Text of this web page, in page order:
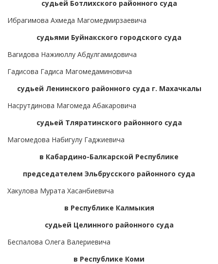
судьей Ботлихского районного суда
Ибрагимова Ахмеда Магомедмирзаевича
судьями Буйнакского городского суда
Вагидова Нажиюллу Абдулгамидовича
Гадисова Гадиса Магомедаминовича
судьей Ленинского районного суда г. Махачкалы
Насрутдинова Магомеда Абакаровича
судьей Тляратинского районного суда
Магомедова Набигулу Гаджиевича
в Кабардино-Балкарской Республике
председателем Эльбрусского районного суда
Хакулова Мурата Хасанбиевича
в Республике Калмыкия
судьей Целинного районного суда
Беспалова Олега Валериевича
в Республике Коми